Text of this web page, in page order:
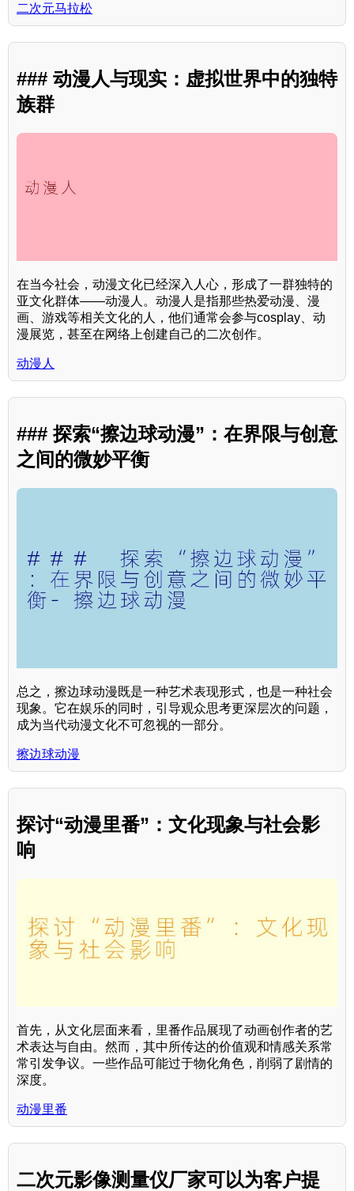
二次元马拉松
### 动漫人与现实：虚拟世界中的独特
族群
在当今社会，动漫文化已经深入人心，形成了一群独特的
亚文化群体——动漫人。动漫人是指那些热爱动漫、漫
画、游戏等相关文化的人，他们通常会参与cosplay、动
漫展览，甚至在网络上创建自己的二次创作。
动漫人
### 探索“擦边球动漫”：在界限与创意
之间的微妙平衡
总之，擦边球动漫既是一种艺术表现形式，也是一种社会
现象。它在娱乐的同时，引导观众思考更深层次的问题，
成为当代动漫文化不可忽视的一部分。
擦边球动漫
探讨“动漫里番”：文化现象与社会影
响
首先，从文化层面来看，里番作品展现了动画创作者的艺
术表达与自由。然而，其中所传达的价值观和情感关系常
常引发争议。一些作品可能过于物化角色，削弱了剧情的
深度。
动漫里番
二次元影像测量仪厂家可以为客户提